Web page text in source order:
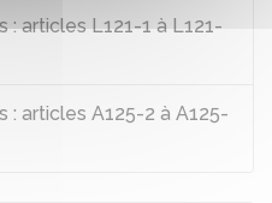
articles L121-1 à L121-
: articles A125-2 à A125-